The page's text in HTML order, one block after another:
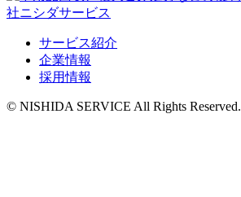
サービス紹介
企業情報
採用情報
© NISHIDA SERVICE All Rights Reserved.